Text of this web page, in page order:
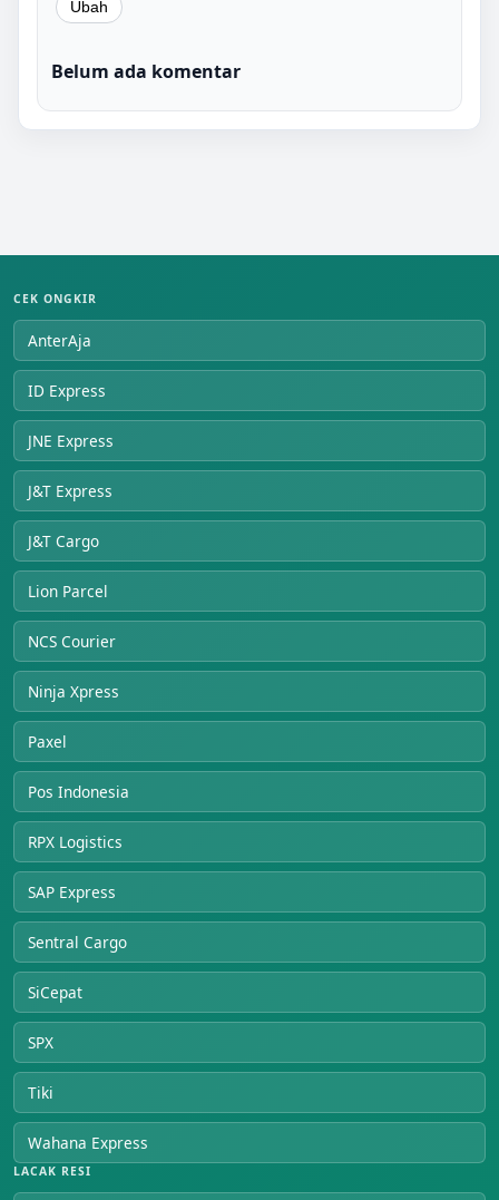
Belum ada komentar
CEK ONGKIR
AnterAja
ID Express
JNE Express
J&T Express
J&T Cargo
Lion Parcel
NCS Courier
Ninja Xpress
Paxel
Pos Indonesia
RPX Logistics
SAP Express
Sentral Cargo
SiCepat
SPX
Tiki
Wahana Express
LACAK RESI